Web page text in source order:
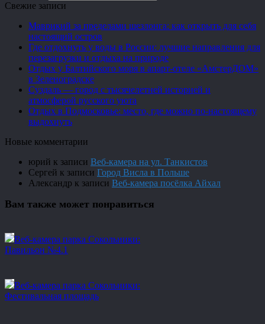
Свежие записи
Маврикий за пределами шезлонга: как открыть для себя
настоящий остров
Где отдохнуть у воды в России: лучшие направления для
перезагрузки и отдыха на природе
Отдых у Балтийского моря в апарт-отеле «АмстерДОМ»
в Зеленоградске
Суздаль — город с тысячелетней историей и
атмосферой русского уюта
Отдых в Подмосковье: место, где можно по-настоящему
выдохнуть
Новые комментарии
юрий к записи Веб-камера на ул. Танкистов
Сергей к записи Город Висла в Польше
Александр к записи Веб-камера посёлка Айхал
Вам также может понравиться
Веб-камера парка Сокольники:
Павильон №4.1
Веб-камера парка Сокольники:
Фестивальная площадь